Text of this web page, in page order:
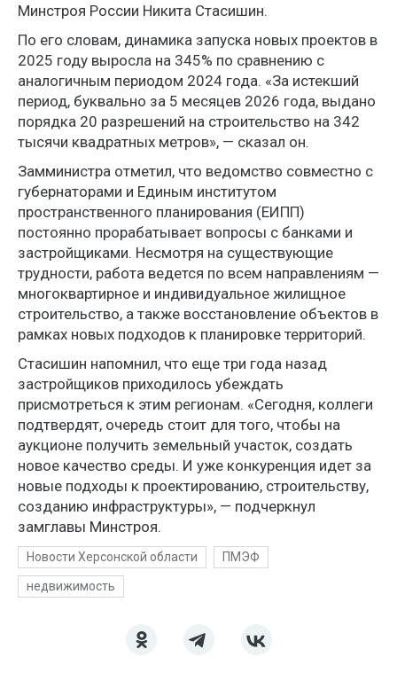
Минстроя России Никита Стасишин.
По его словам, динамика запуска новых проектов в
2025 году выросла на 345% по сравнению с
аналогичным периодом 2024 года. «За истекший
период, буквально за 5 месяцев 2026 года, выдано
порядка 20 разрешений на строительство на 342
тысячи квадратных метров», — сказал он.
Замминистра отметил, что ведомство совместно с
губернаторами и Единым институтом
пространственного планирования (ЕИПП)
постоянно прорабатывает вопросы с банками и
застройщиками. Несмотря на существующие
трудности, работа ведется по всем направлениям —
многоквартирное и индивидуальное жилищное
строительство, а также восстановление объектов в
рамках новых подходов к планировке территорий.
Стасишин напомнил, что еще три года назад
застройщиков приходилось убеждать
присмотреться к этим регионам. «Сегодня, коллеги
подтвердят, очередь стоит для того, чтобы на
аукционе получить земельный участок, создать
новое качество среды. И уже конкуренция идет за
новые подходы к проектированию, строительству,
созданию инфраструктуры», — подчеркнул
замглавы Минстроя.
Новости Херсонской области ПМЭФ
недвижимость